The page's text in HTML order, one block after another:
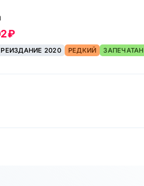
₽
2020 РЕДКИЙ ЗАПЕЧАТАН